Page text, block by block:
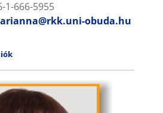
1-666-5955
obuda.hu